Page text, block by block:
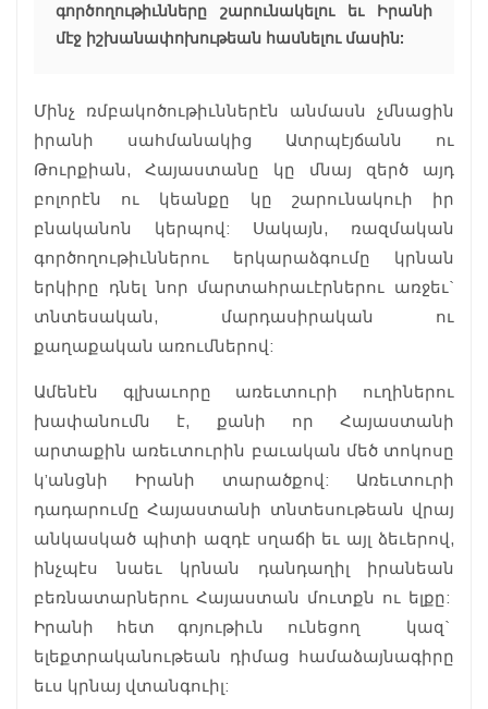
գործողութիւնները շարունակելու եւ Իրանի
մէջ իշխանափոխութեան հասնելու մասին:
Մինչ ռմբակոծութիւններէն անմասն չմնացին
իրանի սահմանակից Ատրպէյճանն ու
Թուրքիան, Հայաստանը կը մնայ զերծ այդ
բոլորէն ու կեանքը կը շարունակուի իր
բնականոն կերպով: Սակայն, ռազմական
գործողութիւններու երկարաձգումը կրնան
երկիրը դնել նոր մարտահրաւէրներու առջեւ`
տնտեսական, մարդասիրական ու
քաղաքական առումներով:
Ամենէն գլխաւորը առեւտուրի ուղիներու
խափանումն է, քանի որ Հայաստանի
արտաքին առեւտուրին բաւական մեծ տոկոսը
կ’անցնի Իրանի տարածքով: Առեւտուրի
դադարումը Հայաստանի տնտեսութեան վրայ
անկասկած պիտի ազդէ սղաճի եւ այլ ձեւերով,
ինչպէս նաեւ կրնան դանդաղիլ իրանեան
բեռնատարներու Հայաստան մուտքն ու ելքը:
Իրանի հետ գոյութիւն ունեցող կազ`
ելեքտրականութեան դիմաց համաձայնագիրը
եւս կրնայ վտանգուիլ: